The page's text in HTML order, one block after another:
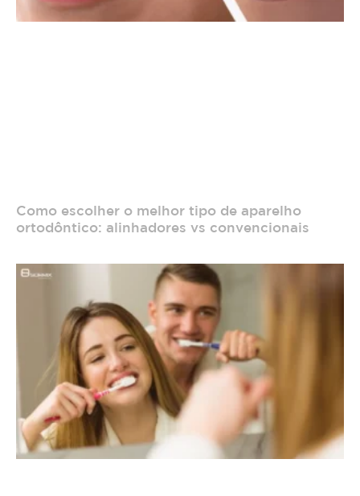
Como escolher o melhor tipo de aparelho
ortodôntico: alinhadores vs convencionais